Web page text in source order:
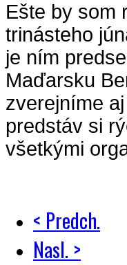
Ešte by som
trinásteho
je ním
Maďarsku
zverejníme
predstáv si
všetkými
< Predch.
Nasl. >